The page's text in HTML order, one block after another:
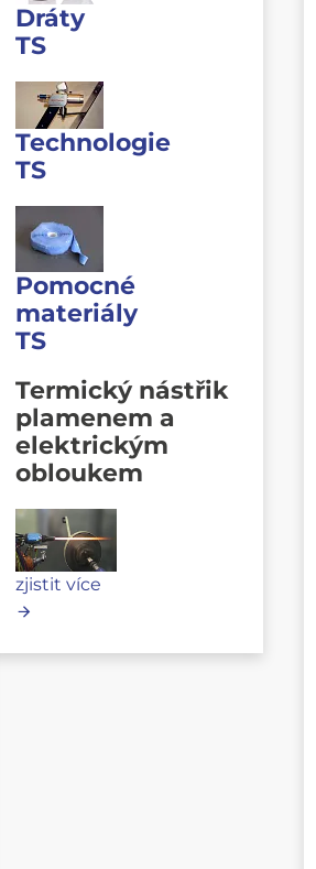
Dráty
TS
Technologie
TS
Pomocné
materiály
TS
Termický nástřik
plamenem a
elektrickým
obloukem
zjistit více